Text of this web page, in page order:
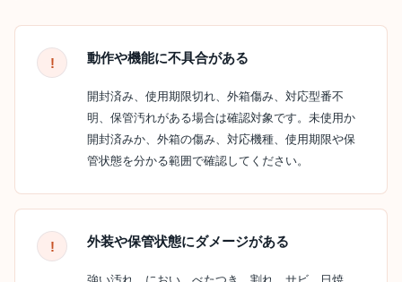
動作や機能に不具合がある
開封済み、使用期限切れ、外箱傷み、対応型番不
明、保管汚れがある場合は確認対象です。未使用か
開封済みか、外箱の傷み、対応機種、使用期限や保
管状態を分かる範囲で確認してください。
外装や保管状態にダメージがある